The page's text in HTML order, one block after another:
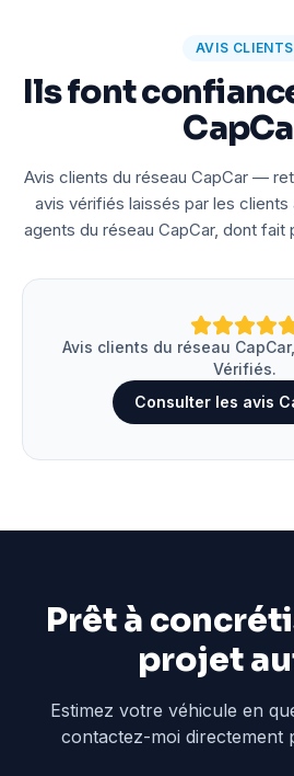
AVIS CLIENTS
Ils font
Avis clients du réseau CapCar —
avis vérifiés laissés par les
agents du réseau CapCar, dont fait
Avis clients du réseau
Vérifiés.
Consulter les avis
Prêt à
projet
Estimez votre véhicule en
contactez-moi directement